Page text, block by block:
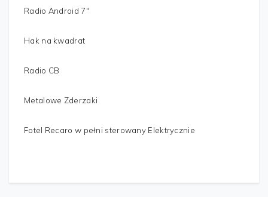
Radio Android 7"
Hak na kwadrat
Radio CB
Metalowe Zderzaki
Fotel Recaro w pełni sterowany Elektrycznie